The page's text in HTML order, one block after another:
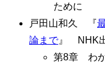
ために
戸田山和久 『
論まで』 NHK
第8章 わか